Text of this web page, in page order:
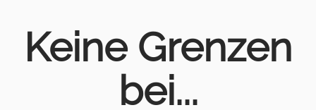
Keine Grenzen
bei...